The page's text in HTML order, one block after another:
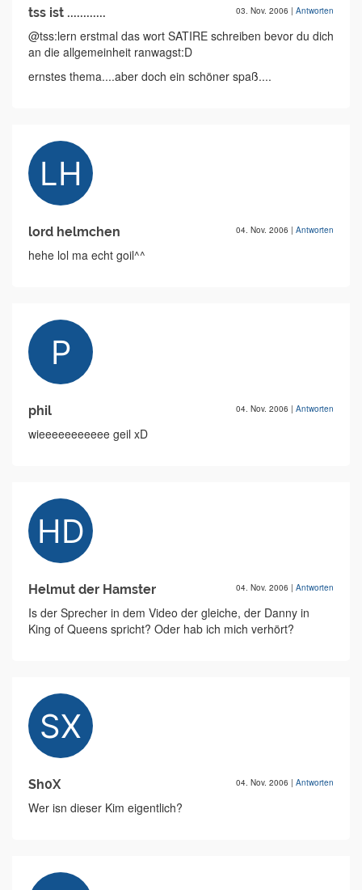
tss ist ............ 03. Nov. 2006 | Antworten
@tss:lern erstmal das wort SATIRE schreiben bevor du dich
an die allgemeinheit ranwagst:D
ernstes thema....aber doch ein schöner spaß....
lord helmchen 04. Nov. 2006 | Antworten
hehe lol ma echt goil^^
phil 04. Nov. 2006 | Antworten
wieeeeeeeeeee geil xD
Helmut der Hamster 04. Nov. 2006 | Antworten
Is der Sprecher in dem Video der gleiche, der Danny in
King of Queens spricht? Oder hab ich mich verhört?
Sh0X 04. Nov. 2006 | Antworten
Wer isn dieser Kim eigentlich?